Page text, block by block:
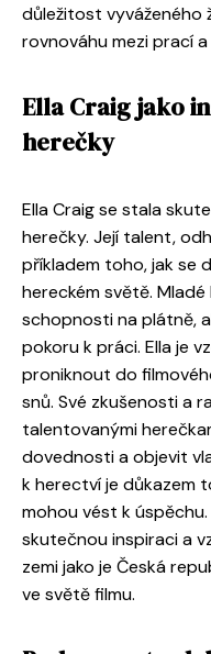
důležitost vyváženého
rovnováhu mezi prací
Ella Craig jako
herečky
Ella Craig se stala
herečky. Její talent,
příkladem toho, jak se
hereckém světě.
schopnosti na plátně,
pokoru k práci. Ella je
proniknout do
snů. Své zkušenosti a
talentovanými
dovednosti a objevit
k herectví je důkazem
mohou vést k
skutečnou inspiraci a
zemi jako je Česká
ve světě filmu.